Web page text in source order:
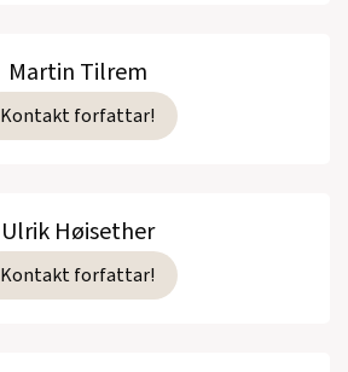
Martin Tilrem
Kontakt forfattar!
Ulrik Høisether
Kontakt forfattar!